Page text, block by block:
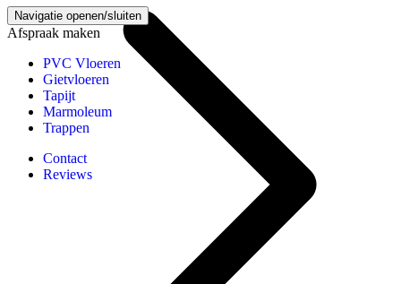
Navigatie openen/sluiten
Afspraak maken
PVC Vloeren
Gietvloeren
Tapijt
Marmoleum
Trappen
Contact
Reviews